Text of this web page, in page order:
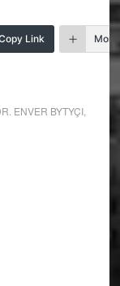
Link More
ENVER BYTYÇI,